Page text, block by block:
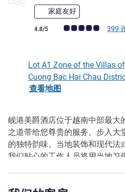
家庭友好
客户意见评级 (ALL 评级)
4.8/5 399
Lot A1 Zone of the Villas
Cuong Bac Hai Chau
查看地图
描述
岘港美爵酒店位于越南中部最大
之道带给您尊贵的服务。步入大
的独特韵味。当地装饰和现代法
我们贴心的工作人员将用当地习